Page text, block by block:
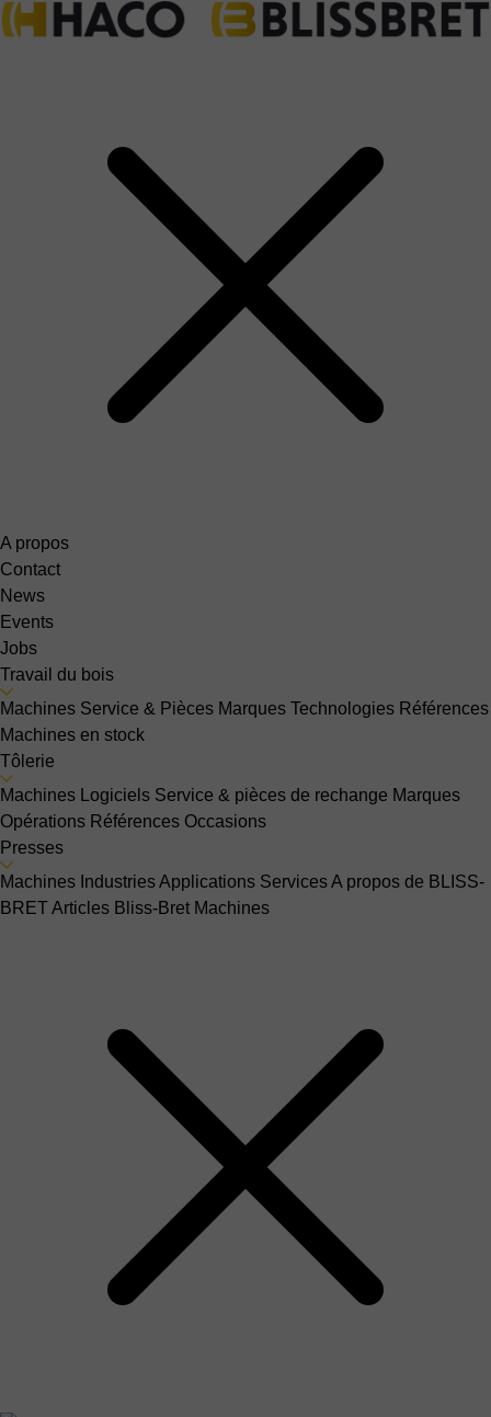
A propos
Contact
News
Events
Jobs
Travail du bois
Machines Service & Pièces Marques Technologies Références
Machines en stock
Tôlerie
Machines
Logiciels Service & pièces de rechange Marques
Opérations Références Occasions
Presses
Machines IndustriesApplications ServicesA propos de BLISS-
BRETArticles Bliss-Bret Machines